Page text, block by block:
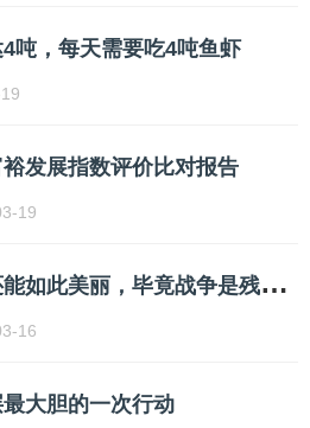
吨，每天需要吃4吨鱼虾
发展指数评价比对报告
19
希
望明年这地标建筑还能如此美丽，毕竟战争是残酷的！#迪拜#
16
大胆的一次行动